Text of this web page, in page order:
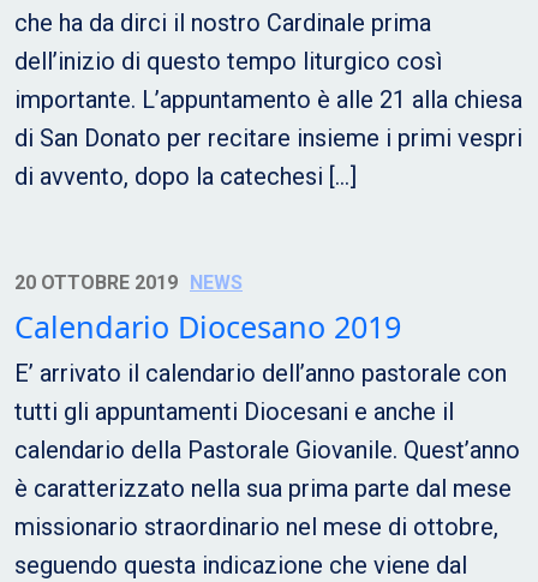
che ha da dirci il nostro Cardinale prima
dell’inizio di questo tempo liturgico così
importante. L’appuntamento è alle 21 alla chiesa
di San Donato per recitare insieme i primi vespri
di avvento, dopo la catechesi […]
20 OTTOBRE 2019 NEWS
Calendario Diocesano 2019
E’ arrivato il calendario dell’anno pastorale con
tutti gli appuntamenti Diocesani e anche il
calendario della Pastorale Giovanile. Quest’anno
è caratterizzato nella sua prima parte dal mese
missionario straordinario nel mese di ottobre,
seguendo questa indicazione che viene dal